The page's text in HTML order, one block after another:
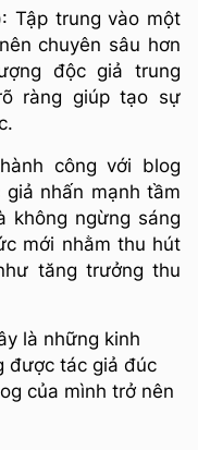
: Tập trung vào một
chuyên sâu hơn
độc giả trung
ràng giúp tạo sự
công với blog
nhấn mạnh tầm
không ngừng sáng
mới nhằm thu hút
tăng trưởng thu
là những kinh
được tác giả đúc
của mình trở nên